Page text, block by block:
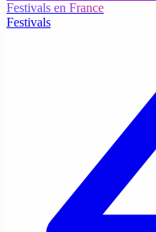
Festivals en France
Festivals